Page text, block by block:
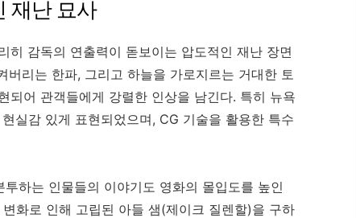
재난 묘사
히 감독의 연출력이 돋보이는 압도적인 재난 장면
리는 한파, 그리고 하늘을 가로지르는 거대한 토
되어 관객들에게 강렬한 인상을 남긴다. 특히 뉴욕
실감 있게 표현되었으며, CG 기술을 활용한 특수
하는 인물들의 이야기도 영화의 몰입도를 높인
화로 인해 고립된 아들 샘(제이크 질렌할)을 구하